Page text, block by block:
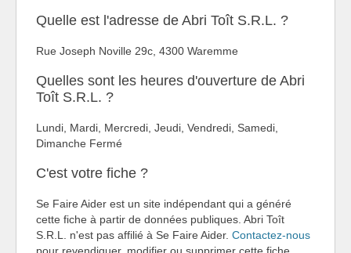
Quelle est l'adresse de Abri Toît S.R.L. ?
Rue Joseph Noville 29c, 4300 Waremme
Quelles sont les heures d'ouverture de Abri
Toît S.R.L. ?
Lundi, Mardi, Mercredi, Jeudi, Vendredi, Samedi,
Dimanche Fermé
C'est votre fiche ?
Se Faire Aider est un site indépendant qui a généré
cette fiche à partir de données publiques. Abri Toît
S.R.L. n'est pas affilié à Se Faire Aider. Contactez-nous
pour revendiquer, modifier ou supprimer cette fiche